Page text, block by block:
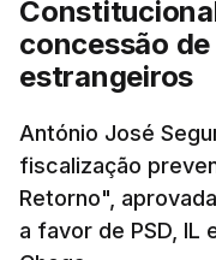
eliminar
chegam a quem
um passo na
Presidente da
Assegurar
concessão
estrangeiros
António José
fiscalização
Retorno",
a favor de PSD, IL